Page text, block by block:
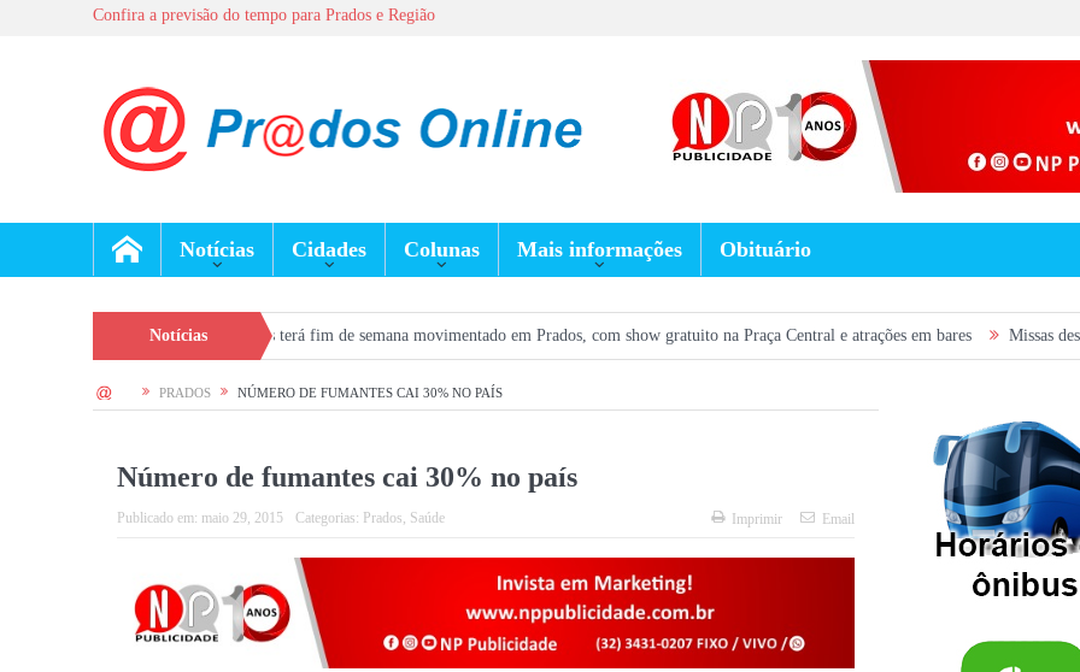
Confira a previsão do tempo para Prados e Região
Notícias Cidades Colunas Mais informações Obituário
Notícias
Dia dos Pais terá fim de semana movimentado em Prados, com show gratuito na Praça Central e atrações em bares Missas desta semana
HOME PRADOS NÚMERO DE FUMANTES CAI 30% NO PAÍS
Número de fumantes cai 30% no país
Publicado em: maio 29, 2015 Categorias: Prados, Saúde Imprimir Email